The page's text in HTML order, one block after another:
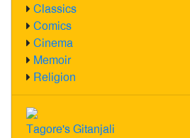
Classics
Comics
Cinema
Memoir
Religion
Tagore's Gitanjali